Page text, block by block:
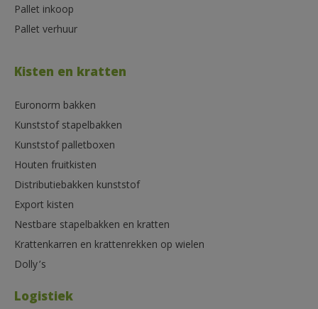
Pallet inkoop
Pallet verhuur
Kisten en kratten
Euronorm bakken
Kunststof stapelbakken
Kunststof palletboxen
Houten fruitkisten
Distributiebakken kunststof
Export kisten
Nestbare stapelbakken en kratten
Krattenkarren en krattenrekken op wielen
Dolly’s
Logistiek